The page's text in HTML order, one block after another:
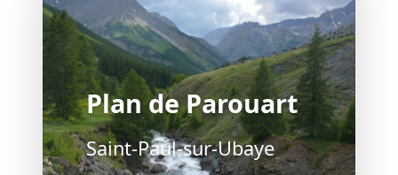
Plan de Parouart
Saint-Paul-sur-Ubaye